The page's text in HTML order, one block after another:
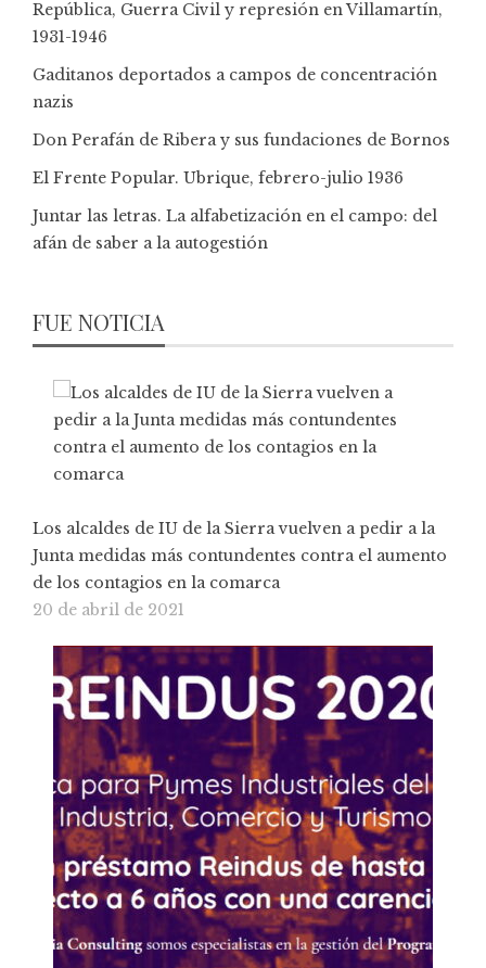
República, Guerra Civil y represión en Villamartín,
1931-1946
Gaditanos deportados a campos de concentración
nazis
Don Perafán de Ribera y sus fundaciones de Bornos
El Frente Popular. Ubrique, febrero-julio 1936
Juntar las letras. La alfabetización en el campo: del
afán de saber a la autogestión
FUE NOTICIA
Los alcaldes de IU de la Sierra vuelven a pedir a la
Junta medidas más contundentes contra el aumento
de los contagios en la comarca
20 de abril de 2021